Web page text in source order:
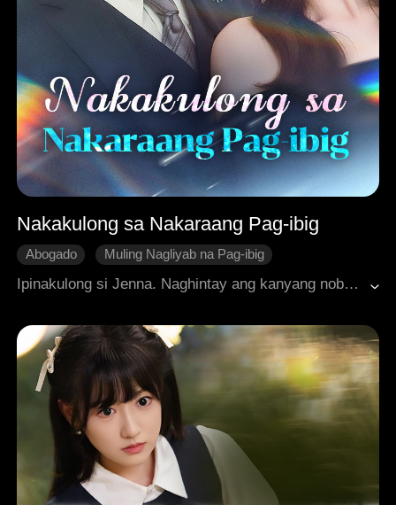
Nakakulong sa Nakaraang Pag-ibig
Abogado
Muling Nagliyab na Pag-ibig
Makabagong Romansa
Ipinakulong si Jenna. Naghintay ang kanyang nobyong si Alfred sa pintuan ng bilangguan, ngunit sinabihan lamang siyang matagal na siyang pinalaya. Nagkita silang muli makalipas ang pitong taon sa kanyang pakikipanayam sa trabaho. Kumilos siya na parang hindi niya kilala si Jenna, ang malamig na tono ni Alfred ay nagpabagsak sa mga pag-asa ni Jenna. Nagpasya si Jenna na umalis at mag-resign si Jenna. Ngunit pagkatapos, nawalan si Alfred ng sarili, humiling na huwag siyang iwanan kailanman.